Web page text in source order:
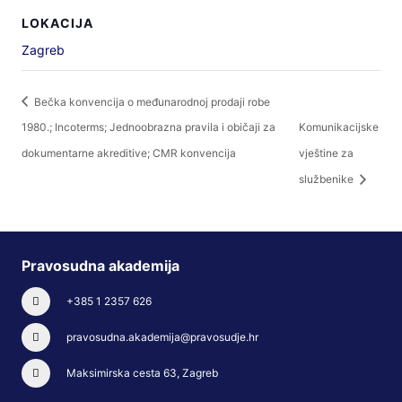
LOKACIJA
Zagreb
Bečka konvencija o međunarodnoj prodaji robe
1980.; Incoterms; Jednoobrazna pravila i običaji za
dokumentarne akreditive; CMR konvencija
Komunikacijske
vještine za
službenike
Pravosudna akademija
+385 1 2357 626
pravosudna.akademija@pravosudje.hr
Maksimirska cesta 63, Zagreb